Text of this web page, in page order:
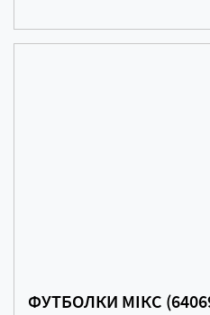
ФУТБОЛКИ МІКС